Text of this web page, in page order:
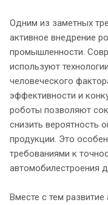
Одним из заметных
активное внедрение
промышленности.
используют
человеческого
эффективности и
роботы позволяют
снизить вероятность
продукции. Это
требованиями к
автомобилестроения
Вместе с тем